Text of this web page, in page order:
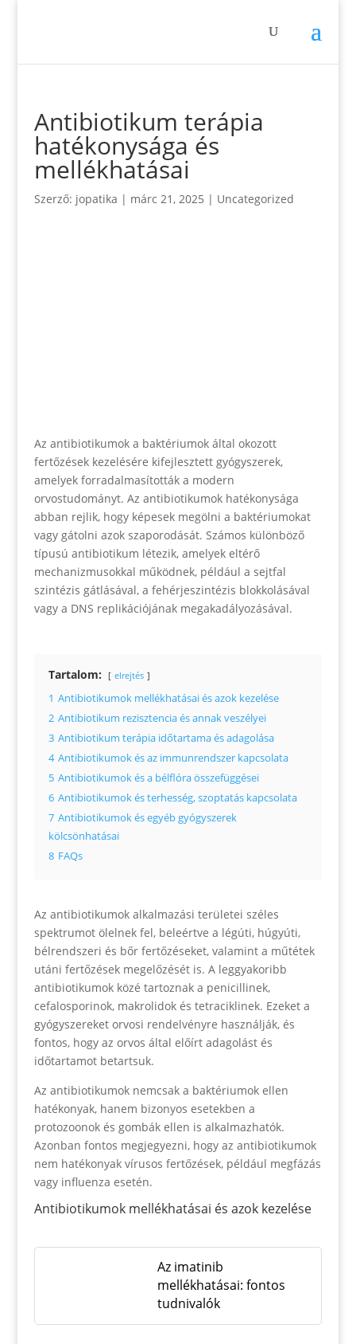
Antibiotikum terápia
hatékonysága és
mellékhatásai
Szerző: jopatika | márc 21, 2025 | Uncategorized
Az antibiotikumok a baktériumok által okozott
fertőzések kezelésére kifejlesztett gyógyszerek,
amelyek forradalmasították a modern
orvostudományt. Az antibiotikumok hatékonysága
abban rejlik, hogy képesek megölni a baktériumokat
vagy gátolni azok szaporodását. Számos különböző
típusú antibiotikum létezik, amelyek eltérő
mechanizmusokkal működnek, például a sejtfal
szintézis gátlásával, a fehérjeszintézis blokkolásával
vagy a DNS replikációjának megakadályozásával.
Tartalom: elrejtés
1 Antibiotikumok mellékhatásai és azok kezelése
2 Antibiotikum rezisztencia és annak veszélyei
3 Antibiotikum terápia időtartama és adagolása
4 Antibiotikumok és az immunrendszer kapcsolata
5 Antibiotikumok és a bélflóra összefüggései
6 Antibiotikumok és terhesség, szoptatás kapcsolata
7 Antibiotikumok és egyéb gyógyszerek
kölcsönhatásai
8 FAQs
Az antibiotikumok alkalmazási területei széles
spektrumot ölelnek fel, beleértve a légúti, húgyúti,
bélrendszeri és bőr fertőzéseket, valamint a műtétek
utáni fertőzések megelőzését is. A leggyakoribb
antibiotikumok közé tartoznak a penicillinek,
cefalosporinok, makrolidok és tetraciklinek. Ezeket a
gyógyszereket orvosi rendelvényre használják, és
fontos, hogy az orvos által előírt adagolást és
időtartamot betartsuk.
Az antibiotikumok nemcsak a baktériumok ellen
hatékonyak, hanem bizonyos esetekben a
protozoonok és gombák ellen is alkalmazhatók.
Azonban fontos megjegyezni, hogy az antibiotikumok
nem hatékonyak vírusos fertőzések, például megfázás
vagy influenza esetén.
Antibiotikumok mellékhatásai és azok kezelése
Az imatinib
mellékhatásai: fontos
tudnivalók